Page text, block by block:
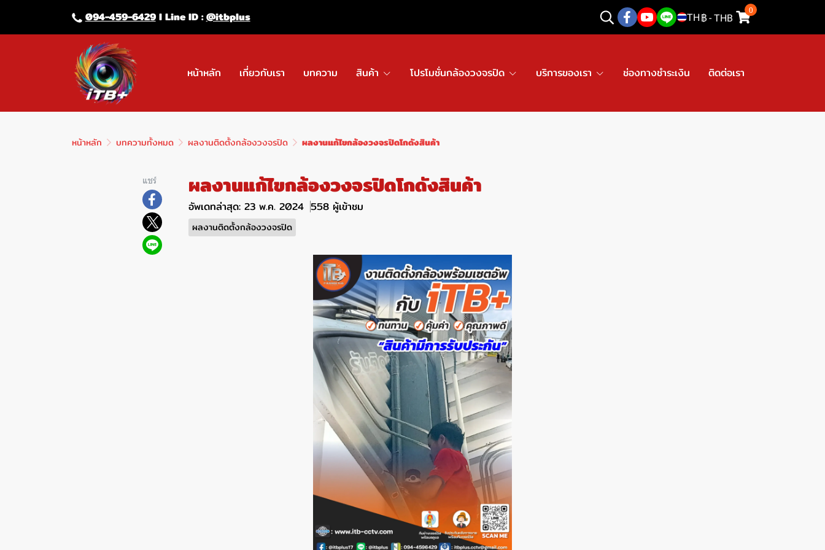
094-459-6429l Line lD :@itbplus TH ฿ - THB
0
หน้าหลัก เกี่ยวกับเรา บทความ สินค้า โปรโมชั่นกล้องวงจรปิด บริการของเรา ช่องทางชำระเงิน ติดต่อเรา
หน้าหลัก บทความทั้งหมด ผลงานติดตั้งกล้องวงจรปิด ผลงานแก้ไขกล้องวงจรปิดโกดังสินค้า
แชร์ ผลงานแก้ไขกล้องวงจรปิดโกดังสินค้า
อัพเดทล่าสุด: 23 พ.ค. 2024 558 ผู้เข้าชม
ผลงานติดตั้งกล้องวงจรปิด